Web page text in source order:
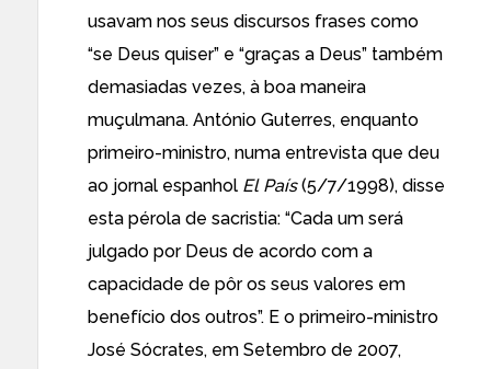
usavam nos seus discursos frases como
“se Deus quiser” e “graças a Deus” também
demasiadas vezes, à boa maneira
muçulmana. António Guterres, enquanto
primeiro-ministro, numa entrevista que deu
ao jornal espanhol El País(5/7/1998), disse
esta pérola de sacristia: “Cada um será
julgado por Deus de acordo com a
capacidade de pôr os seus valores em
benefício dos outros”. E o primeiro-ministro
José Sócrates, em Setembro de 2007,